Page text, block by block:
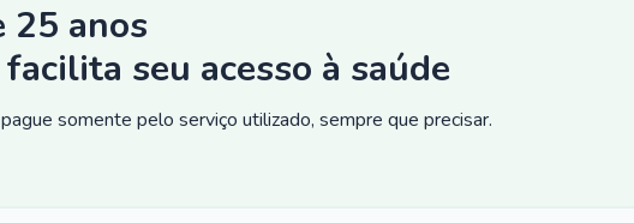
25 anos
seu acesso à saúde
somente pelo serviço utilizado, sempre que precisar.